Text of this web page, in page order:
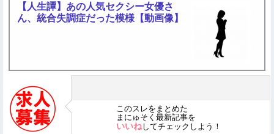
【人生譚】あの人気セクシー女優さ
ん、統合失調症だった模様【動画像】
このスレをまとめた
まにゅそく最新記事を
いいねしてチェックしよう！